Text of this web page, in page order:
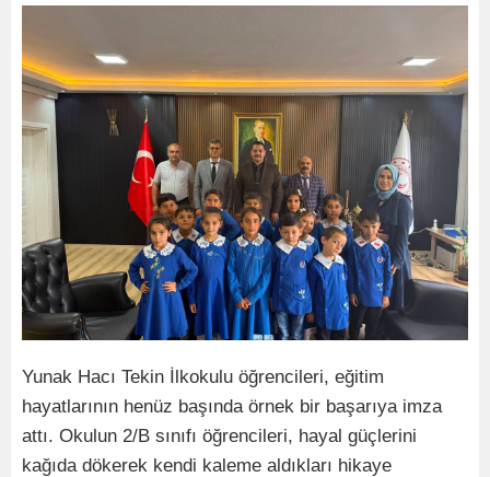
Yunak Hacı Tekin İlkokulu öğrencileri, eğitim
hayatlarının henüz başında örnek bir başarıya imza
attı. Okulun 2/B sınıfı öğrencileri, hayal güçlerini
kağıda dökerek kendi kaleme aldıkları hikaye